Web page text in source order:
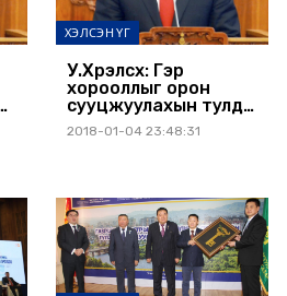
ХЭЛСЭН ҮГ
У.Хүрэлсүх: Гэр
хорооллыг орон
сууцжуулахын тулд
ипотекийн зээлийг
үргэлжлүүлнэ
2018-01-04 23:48:31